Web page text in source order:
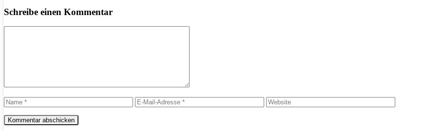
Schreibe einen Kommentar
Name
E-
Mail-
Website